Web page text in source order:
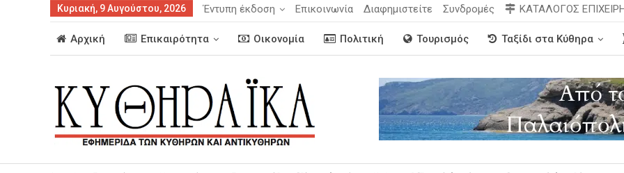
Κυριακή, 9 Αυγούστου, 2026 Έντυπη έκδοση Επικοινωνία Διαφημιστείτε Συνδρομές ΚΑΤΑΛΟΓΟΣ
Αρχική Επικαιρότητα Οικονομία Πολιτική Τουρισμός Ταξίδι στα Κύθηρα